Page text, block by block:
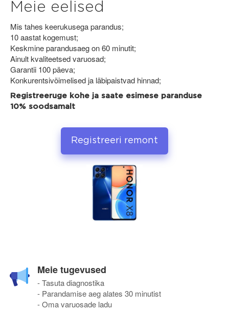
Meie eelised
Mis tahes keerukusega parandus;
10 aastat kogemust;
Keskmine parandusaeg on 60 minutit;
Ainult kvaliteetsed varuosad;
Garantii 100 päeva;
Konkurentsivõimelised ja läbipaistvad hinnad;
Registreeruge kohe ja saate esimese paranduse
10% soodsamalt
Registreeri remont
Meie tugevused
- Tasuta diagnostika
- Parandamise aeg alates 30 minutist
- Oma varuosade ladu